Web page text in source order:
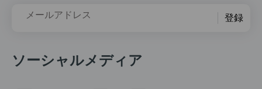
メールアドレス 登録
ソーシャルメディア